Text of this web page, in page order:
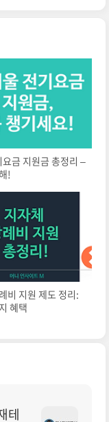
금 지원금 총정리 –
!
비 지원 제도 정리:
혜택
테